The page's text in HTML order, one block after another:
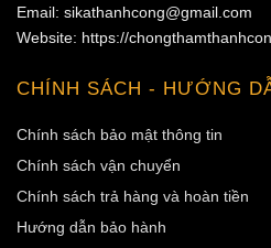
Email: sikathanhcong@gmail.com
Website: https://
CHÍNH SÁCH - HƯỚNG
Chính sách bảo mật thông tin
Chính sách vận chuyển
Chính sách trả hàng và hoàn tiền
Hướng dẫn bảo hành